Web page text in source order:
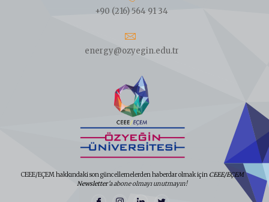
+90 (216) 564 91 34
energy@ozyegin.edu.tr
CEEE/EÇEM hakkındaki son güncellemelerden haberdar olmak için CEEE/EÇEM
Newsletter'a abone olmayı unutmayın!